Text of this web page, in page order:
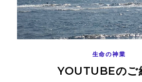
生命の神業
YOUTUBEのご